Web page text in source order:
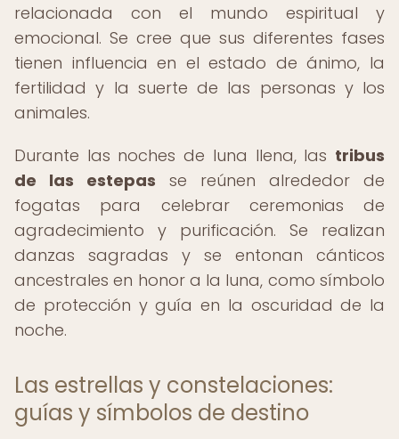
relacionada con el mundo espiritual y
emocional. Se cree que sus diferentes fases
tienen influencia en el estado de ánimo, la
fertilidad y la suerte de las personas y los
animales.
Durante las noches de luna llena, las tribus
de las estepas se reúnen alrededor de
fogatas para celebrar ceremonias de
agradecimiento y purificación. Se realizan
danzas sagradas y se entonan cánticos
ancestrales en honor a la luna, como símbolo
de protección y guía en la oscuridad de la
noche.
Las estrellas y constelaciones:
guías y símbolos de destino